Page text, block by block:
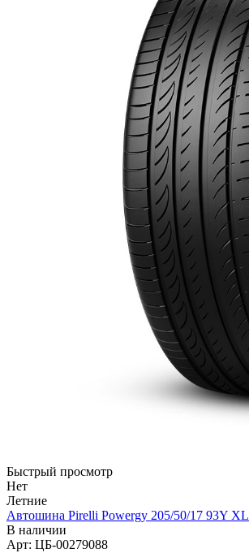
Быстрый просмотр
Нет
Летние
Автошина Pirelli Powergy 205/50/17 93Y XL
В наличии
Арт: ЦБ-00279088